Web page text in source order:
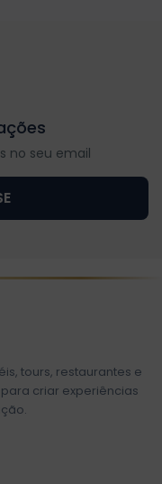
no seu email
tours, restaurantes e
criar experiências